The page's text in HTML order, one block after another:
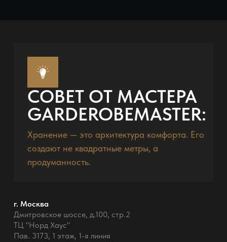
СОВЕТ ОТ МАСТЕРА
GARDEROBEMASTER:
Хранение — это архитектура комфорта. Его
создают не квадратные метры, а
продуманность.
г. Москва
Дмитровское шоссе, д.100, стр.2
ТЦ "Норд Хаус"
Пав. 3173, 1 этаж, 1-я линия